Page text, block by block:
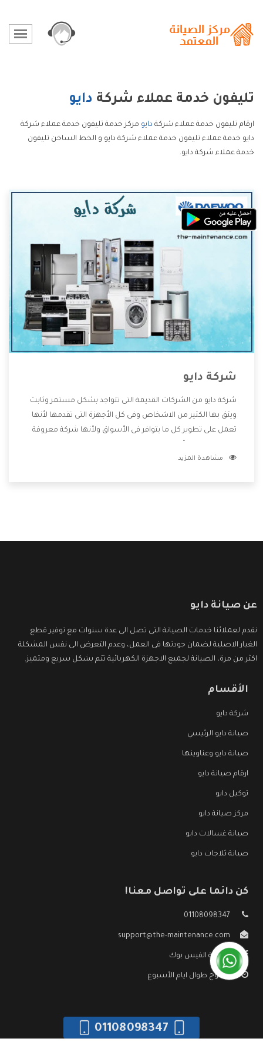
تليفون خدمة عملاء شركة دايو
ارقام تليفون خدمة عملاء شركة دايو مركز خدمة تليفون خدمة عملاء شركة
دايو خدمة عملاء تليفون خدمة عملاء شركة دايو و الخط الساخن تليفون
خدمة عملاء شركة دايو.
شركة دايو
شركة دايو من الشركات القديمة التى تتواجد بشكل مستمر وثابت
ويثق بها الكثير من الاشخاص وفى كل الأجهزة التى تقدمها لأنها
تعمل على تطوير كل ما يتوافر فى الأسواق ولأنها شركة معروفة
للعملاء أقوى العروض والخصومات التى تسهل على المستهلك
مشاهدة المزيد
عن صيانة دايو
نقدم لعملائنا خدمات الصيانة التى تصل الى عدة سنوات مع توفير قطع
الغيار الاصلية لضمان جودتها فى العمل، وعدم التعرض الى نفس المشكلة
اكثر من مرة، الصيانة لجميع الاجهزة الكهربائية تتم بشكل سريع ومتميز.
الأقسام
شركة دايو
صيانة دايو الرئيسي
صيانة دايو وعناوينها
ارقام صيانة دايو
توكيل دايو
مركز صيانة دايو
صيانة غسالات دايو
صيانة ثلاجات دايو
كن دائما على تواصل معنا!
01108098347
support@the-maintenance.com
صفحة الفيس بوك
مفتوح طوال ايام الأسبوع
01108098347